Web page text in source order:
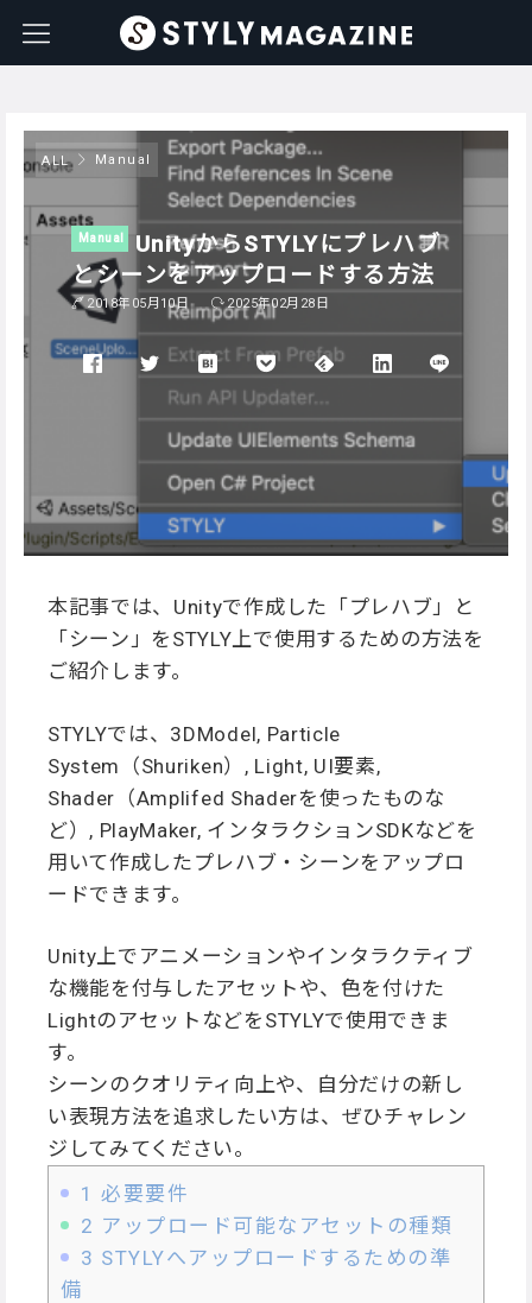
ALL Manual
Manual
UnityからSTYLYにプレハブ
とシーンをアップロードする方法
2018年05月10日 2025年02月28日
本記事では、Unityで作成した「プレハブ」と
「シーン」をSTYLY上で使用するための方法を
ご紹介します。
STYLYでは、3DModel, Particle
System（Shuriken）, Light, UI要素,
Shader（Amplifed Shaderを使ったものな
ど）, PlayMaker, インタラクションSDKなどを
用いて作成したプレハブ・シーンをアップロ
ードできます。
Unity上でアニメーションやインタラクティブ
な機能を付与したアセットや、色を付けた
LightのアセットなどをSTYLYで使用できま
す。
シーンのクオリティ向上や、自分だけの新し
い表現方法を追求したい方は、ぜひチャレン
ジしてみてください。
1 必要要件
2 アップロード可能なアセットの種類
3 STYLYへアップロードするための準
備